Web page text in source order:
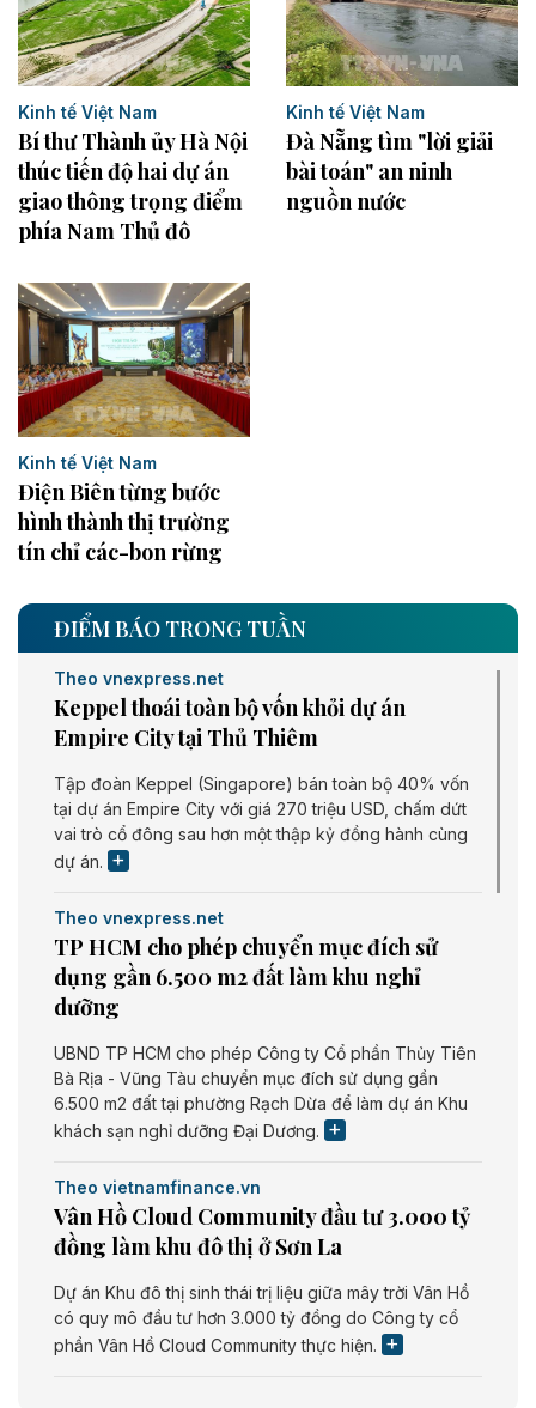
Kinh tế Việt Nam
Bí thư Thành ủy Hà Nội
thúc tiến độ hai dự án
giao thông trọng điểm
phía Nam Thủ đô
Kinh tế Việt Nam
Đà Nẵng tìm "lời giải
bài toán" an ninh
nguồn nước
Kinh tế Việt Nam
Điện Biên từng bước
hình thành thị trường
tín chỉ các-bon rừng
ĐIỂM BÁO TRONG TUẦN
Theo vnexpress.net
Keppel thoái toàn bộ vốn khỏi dự án
Empire City tại Thủ Thiêm
Tập đoàn Keppel (Singapore) bán toàn bộ 40% vốn
tại dự án Empire City với giá 270 triệu USD, chấm dứt
vai trò cổ đông sau hơn một thập kỷ đồng hành cùng
dự án.
Theo vnexpress.net
TP HCM cho phép chuyển mục đích sử
dụng gần 6.500 m2 đất làm khu nghỉ
dưỡng
UBND TP HCM cho phép Công ty Cổ phần Thủy Tiên
Bà Rịa - Vũng Tàu chuyển mục đích sử dụng gần
6.500 m2 đất tại phường Rạch Dừa để làm dự án Khu
khách sạn nghỉ dưỡng Đại Dương.
Theo vietnamfinance.vn
Vân Hồ Cloud Community đầu tư 3.000 tỷ
đồng làm khu đô thị ở Sơn La
Dự án Khu đô thị sinh thái trị liệu giữa mây trời Vân Hồ
có quy mô đầu tư hơn 3.000 tỷ đồng do Công ty cổ
phần Vân Hồ Cloud Community thực hiện.